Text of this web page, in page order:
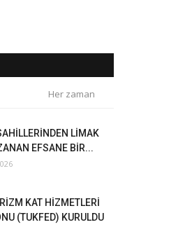
Her zaman
LİMAK
EFSANE BİR...
KAT HİZMETLERİ
(TUKFED) KURULDU